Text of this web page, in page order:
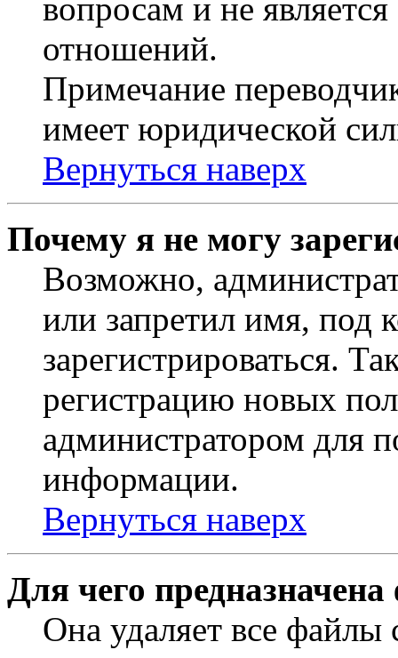
вопросам и не
отношений.
Примечание
имеет юридической
Вернуться наверх
Почему я не могу
Возможно,
или запретил имя, под
зарегистрироваться.
регистрацию новых
администратором для
информации.
Вернуться наверх
Для чего
Она удаляет все файлы